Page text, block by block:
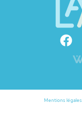
Mentions légales